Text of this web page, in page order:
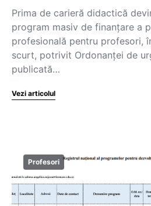
Prima de carieră didactică
program masiv de finanțare a
profesională pentru profesori,
scurt, potrivit Ordonanței de
publicată…
Vezi articolul
Profesori